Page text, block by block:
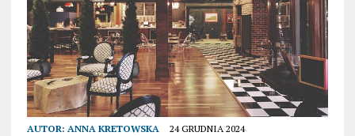
AUTOR: ANNA KRETOWSKA 24 GRUDNIA 2024